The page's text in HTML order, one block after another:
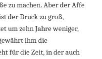
zu machen. Aber der Affe
der Druck zu groß,
um zehn Jahre weniger,
ihm die
für die Zeit, in der auch